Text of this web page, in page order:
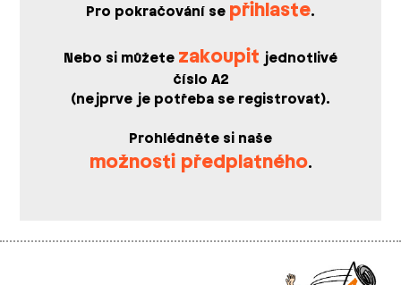
Pro pokračování se přihlaste.
Nebo si můžete zakoupit jednotlivé
číslo A2
(nejprve je potřeba se registrovat).
Prohlédněte si naše
možnosti předplatného.